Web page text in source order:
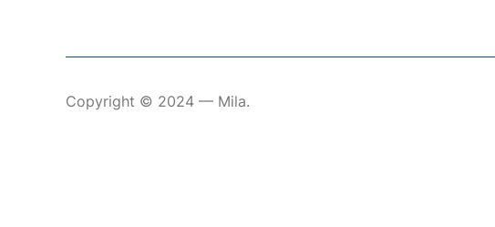
Copyright © 2024 — Mila.